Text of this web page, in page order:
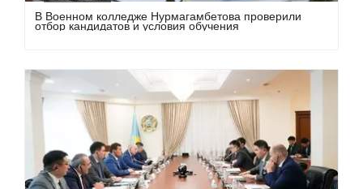
В Военном колледже Нурмагамбетова проверили
отбор кандидатов и условия обучения